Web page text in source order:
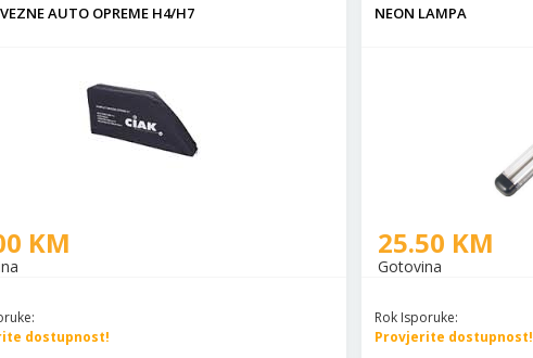
AUTO OPREME H4/H7
KM
dostupnost!
NEON LAMPA
25.50 KM
Gotovina
Rok Isporuke:
Provjerite dostupnost!